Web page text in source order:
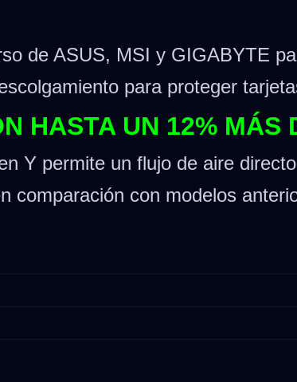
de ASUS, MSI y GIGABYTE
para proteger
HASTA UN 12% MÁS
Y permite un flujo de aire
comparación con modelos